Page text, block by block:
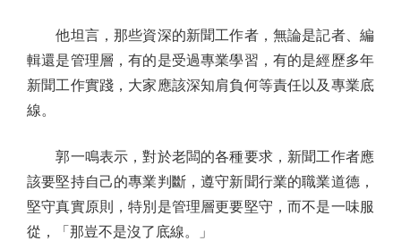
他坦言，那些資深的新聞工作者，無論是記者、編
輯還是管理層，有的是受過專業學習，有的是經歷多年
新聞工作實踐，大家應該深知肩負何等責任以及專業底
線。
郭一鳴表示，對於老闆的各種要求，新聞工作者應
該要堅持自己的專業判斷，遵守新聞行業的職業道德，
堅守真實原則，特別是管理層更要堅守，而不是一味服
從，「那豈不是沒了底線。」